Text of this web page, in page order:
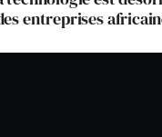
entreprises